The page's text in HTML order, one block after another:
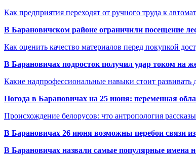
Как предприятия переходят от ручного труда к
В Барановичском районе ограничили посещение
Как оценить качество материалов перед покупкой
В Барановичах подросток получил удар током на
Какие надпрофессиональные навыки стоит развивать
Погода в Барановичах на 25 июня: переменная
Происхождение белорусов: что антропология
В Барановичах 26 июня возможны перебои связи
В Барановичах назвали самые популярные имена